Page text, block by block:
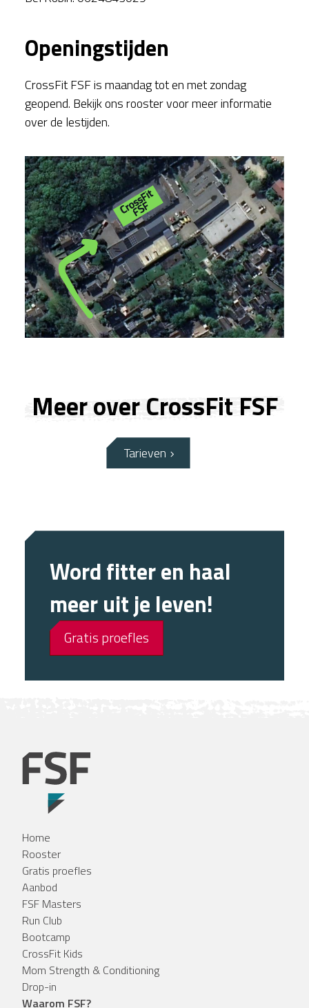
Openingstijden
CrossFit FSF is maandag tot en met zondag
geopend. Bekijk ons rooster voor meer informatie
over de lestijden.
Meer over CrossFit FSF
Tarieven
Word fitter en haal
meer uit je leven!
Gratis proefles
Home
Rooster
Gratis proefles
Aanbod
FSF Masters
Run Club
Bootcamp
CrossFit Kids
Mom Strength & Conditioning
Drop-in
Waarom FSF?